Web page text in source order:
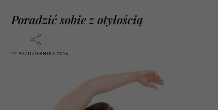
Poradzić sobie z otyłością
22 PAŹDZIERNIKA 2016